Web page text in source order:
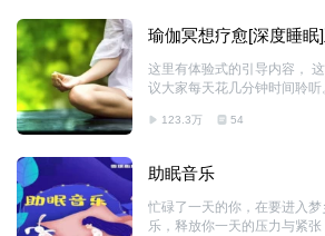
瑜伽冥想疗愈[深度睡眠
这里有体验式的引导内容， 这里有实用的练习方法， 建
议大家每天花几分钟时间聆听。 很快，你就能知道
沌杂乱的时刻。 观息是一把钥匙。观息的本质是让你回
意识之中。我们每个人天生就
每个人都能集中精力活在当下
你会发现，哪怕是普通的事，
快乐。观息正是通过重组愚钝
123.3万 54
助眠音乐
忙碌了一天的你，在要进入
乐，释放你一天的压力与紧